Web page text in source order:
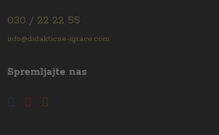
030 / 22 22 55
info@didakticne-igrace.com
Spremljajte nas